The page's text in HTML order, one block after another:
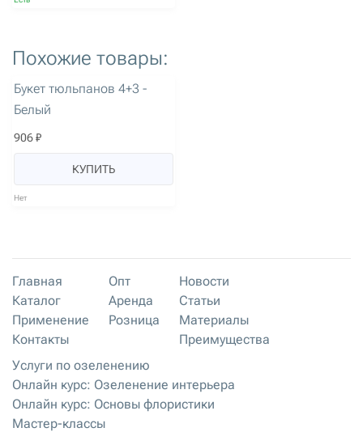
Похожие товары:
артикул: 3145
Букет тюльпанов 4+3 -
Белый
906 ₽
КУПИТЬ
Нет
Главная
Каталог
Применение
Контакты
Опт
Аренда
Розница
Новости
Статьи
Материалы
Преимущества
Услуги по озеленению
Онлайн курс: Озеленение интерьера
Онлайн курс: Основы флористики
Мастер-классы